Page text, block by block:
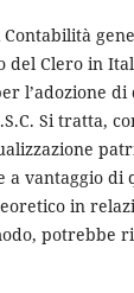
del Clero in
l’adozione
Si tratta,
a vantaggio
in
potrebbe